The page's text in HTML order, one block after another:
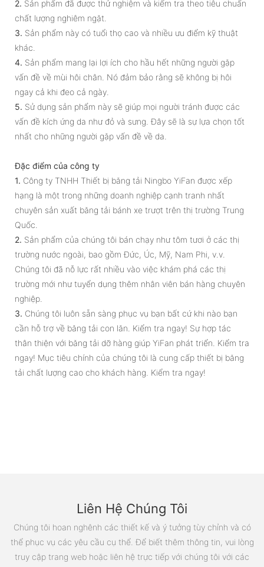
2. Sản phẩm đã được thử nghiệm và kiểm tra theo tiêu chuẩn
chất lượng nghiêm ngặt.
3. Sản phẩm này có tuổi thọ cao và nhiều ưu điểm kỹ thuật
khác.
4. Sản phẩm mang lại lợi ích cho hầu hết những người gặp
vấn đề về mùi hôi chân. Nó đảm bảo rằng sẽ không bị hôi
ngay cả khi đeo cả ngày.
5. Sử dụng sản phẩm này sẽ giúp mọi người tránh được các
vấn đề kích ứng da như đỏ và sưng. Đây sẽ là sự lựa chọn tốt
nhất cho những người gặp vấn đề về da.
Đặc điểm của công ty
1. Công ty TNHH Thiết bị băng tải Ningbo YiFan được xếp
hạng là một trong những doanh nghiệp cạnh tranh nhất
chuyên sản xuất băng tải bánh xe trượt trên thị trường Trung
Quốc.
2. Sản phẩm của chúng tôi bán chạy như tôm tươi ở các thị
trường nước ngoài, bao gồm Đức, Úc, Mỹ, Nam Phi, v.v.
Chúng tôi đã nỗ lực rất nhiều vào việc khám phá các thị
trường mới như tuyển dụng thêm nhân viên bán hàng chuyên
nghiệp.
3. Chúng tôi luôn sẵn sàng phục vụ bạn bất cứ khi nào bạn
cần hỗ trợ về băng tải con lăn. Kiểm tra ngay! Sự hợp tác
thân thiện với băng tải dỡ hàng giúp YiFan phát triển. Kiểm tra
ngay! Mục tiêu chính của chúng tôi là cung cấp thiết bị băng
tải chất lượng cao cho khách hàng. Kiểm tra ngay!
Liên Hệ Chúng Tôi
Chúng tôi hoan nghênh các thiết kế và ý tưởng tùy chỉnh và có
thể phục vụ các yêu cầu cụ thể. Để biết thêm thông tin, vui lòng
truy cập trang web hoặc liên hệ trực tiếp với chúng tôi với các